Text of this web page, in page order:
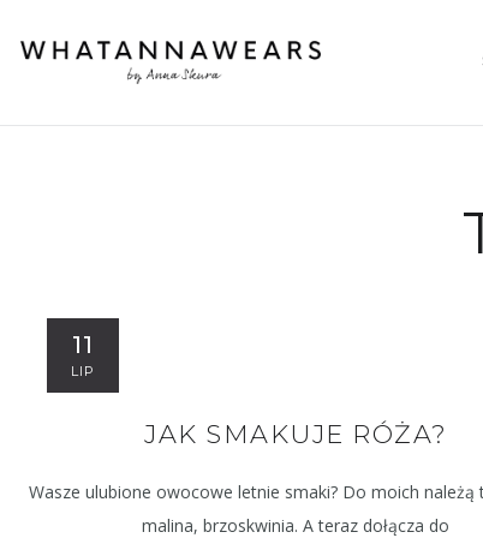
11
LIP
JAK SMAKUJE RÓŻA?
Wasze ulubione owocowe letnie smaki? Do moich należą
malina, brzoskwinia. A teraz dołącza do